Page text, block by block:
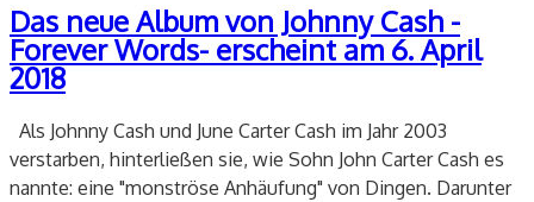
Das neue Album von Johnny Cash -
Forever Words- erscheint am 6. April
2018
Als Johnny Cash und June Carter Cash im Jahr 2003
verstarben, hinterließen sie, wie Sohn John Carter Cash es
nannte: eine "monströse Anhäufung" von Dingen. Darunter